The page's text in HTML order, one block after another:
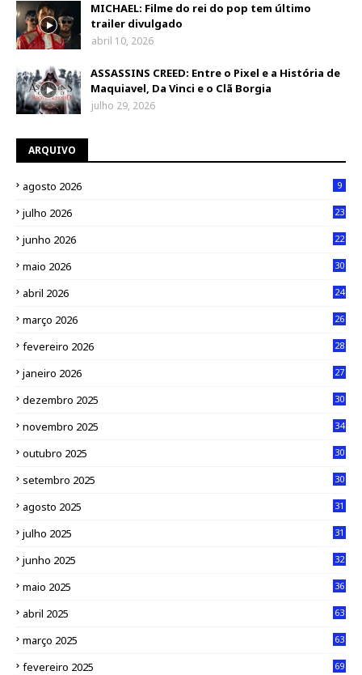
MICHAEL: Filme do rei do pop tem último
trailer divulgado
abril 10, 2026
ASSASSINS CREED: Entre o Pixel e a História de
Maquiavel, Da Vinci e o Clã Borgia
julho 29, 2026
ARQUIVO
agosto 2026 9
julho 2026 23
junho 2026 22
maio 2026 30
abril 2026 24
março 2026 26
fevereiro 2026 28
janeiro 2026 27
dezembro 2025 30
novembro 2025 34
outubro 2025 30
setembro 2025 30
agosto 2025 31
julho 2025 31
junho 2025 32
maio 2025 36
abril 2025 63
março 2025 63
fevereiro 2025 69